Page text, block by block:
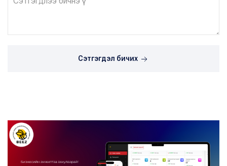
Сэтгэгдэл бичих